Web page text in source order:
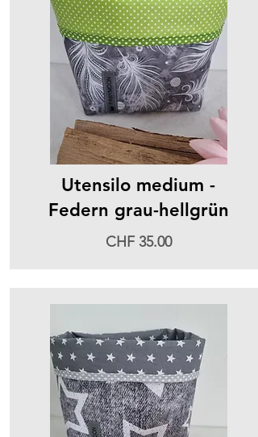
Utensilo medium -
Federn grau-hellgrün
CHF 35.00